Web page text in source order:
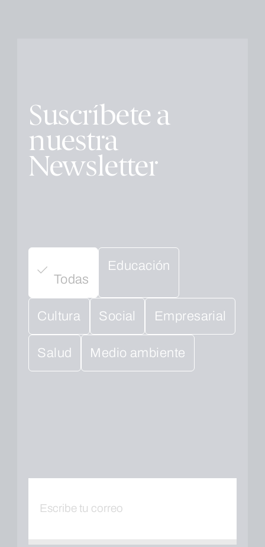
Suscríbete a
nuestra
Newsletter
Todas
Educación
Cultura Social Empresarial
Salud Medio ambiente